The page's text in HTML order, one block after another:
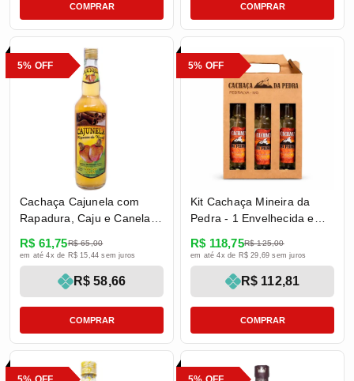
COMPRAR COMPRAR
Cachaça Cajunela com
Rapadura, Caju e Canela
R$ 61,75R$ 65,00
5% OFF
R$ 58,66
em até 4x de R$ 15,44 sem juros
COMPRAR
Kit Cachaça Mineira da
Pedra - 1 Envelhecida em
1 Jequitibá Rosa 275 ml
R$ 118,75R$ 125,00
5% OFF
R$ 112,81
em até 4x de R$ 29,69 sem juros
COMPRAR